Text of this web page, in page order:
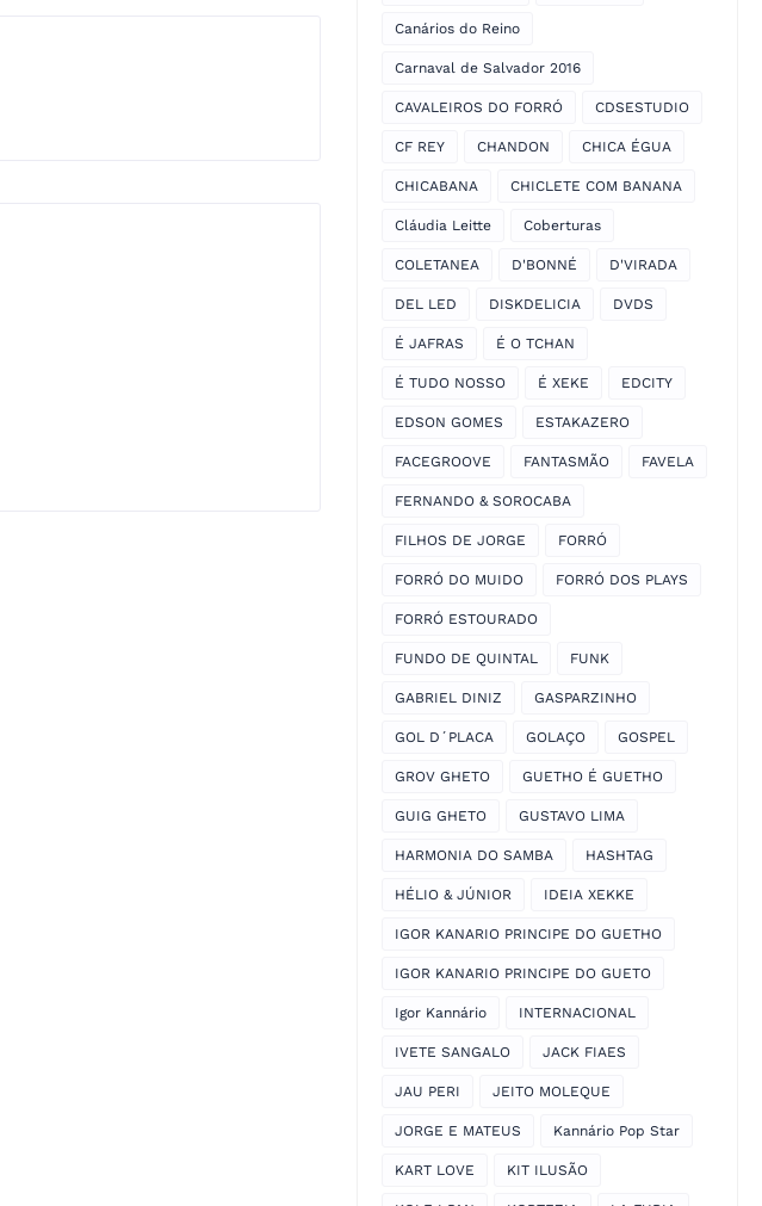
Canários do Reino
Carnaval de Salvador 2016
CAVALEIROS DO FORRÓ CDSESTUDIO
CF REY CHANDON CHICA ÉGUA
CHICABANA CHICLETE COM BANANA
Cláudia Leitte Coberturas
COLETANEA D'BONNÉ D'VIRADA
DEL LED DISKDELICIA DVDS
É JAFRAS É O TCHAN
É TUDO NOSSO É XEKE EDCITY
EDSON GOMES ESTAKAZERO
FACEGROOVE FANTASMÃO FAVELA
FERNANDO & SOROCABA
FILHOS DE JORGE FORRÓ
FORRÓ DO MUIDO FORRÓ DOS PLAYS
FORRÓ ESTOURADO
FUNDO DE QUINTAL FUNK
GABRIEL DINIZ GASPARZINHO
GOL D´PLACA GOLAÇO GOSPEL
GROV GHETO GUETHO É GUETHO
GUIG GHETO GUSTAVO LIMA
HARMONIA DO SAMBA HASHTAG
HÉLIO & JÚNIOR IDEIA XEKKE
IGOR KANARIO PRINCIPE DO GUETHO
IGOR KANARIO PRINCIPE DO GUETO
Igor Kannário INTERNACIONAL
IVETE SANGALO JACK FIAES
JAU PERI JEITO MOLEQUE
JORGE E MATEUS Kannário Pop Star
KART LOVE KIT ILUSÃO